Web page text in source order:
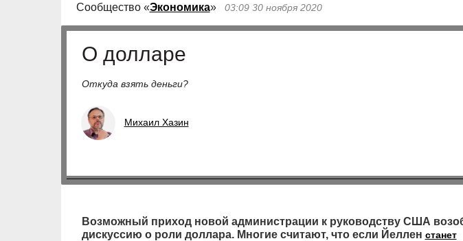
Сообщество «Экономика» 03:09 30 ноября 2020
О долларе
Откуда взять деньги?
Михаил Хазин
Возможный приход новой администрации к руководству США
дискуссию о роли доллара. Многие считают, что если Йеллен станет